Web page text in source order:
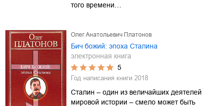
того времени…
Олег Анатольевич Платонов
Бич божий: эпоха Сталина
электронная книга
5
Год написания книги 2018
Сталин – один из величайших деятелей
мировой истории – смело может быть